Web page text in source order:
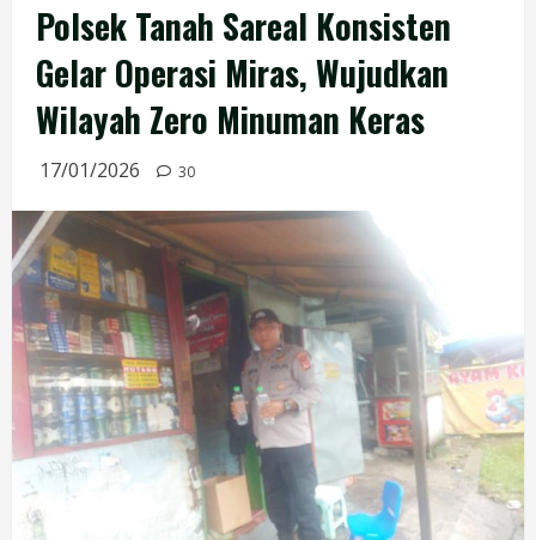
Polsek Tanah Sareal Konsisten
Gelar Operasi Miras, Wujudkan
Wilayah Zero Minuman Keras
17/01/2026 30